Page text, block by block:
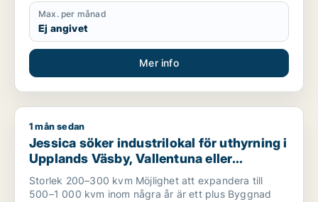
Max. per månad
Ej angivet
Mer info
Jessica söker industrilokal för uthyrning i Upplands Väsby,
1 mån sedan
Jessica söker industrilokal för uthyrning i
Upplands Väsby, Vallentuna eller
Upplands-Bro m.fl.
Storlek 200–300 kvm Möjlighet att expandera till
500–1 000 kvm inom några år är ett plus Byggnad